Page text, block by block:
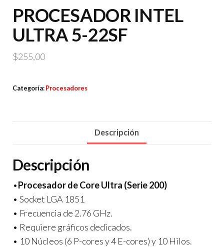
PROCESADOR INTEL
ULTRA 5-22SF
$255,00
Categoría: Procesadores
Descripción
Descripción
•Procesador de Core Ultra (Serie 200)
• Socket LGA 1851
• Frecuencia de 2.76 GHz.
• Requiere gráficos dedicados.
• 10 Núcleos (6 P-cores y 4 E-cores) y 10 Hilos.